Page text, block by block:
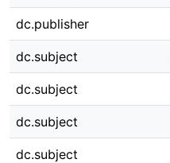
dc.publisher
dc.subject
dc.subject
dc.subject
dc.subject